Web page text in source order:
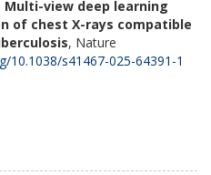
Multi-view deep learning
of chest X-rays compatible
, Nature
10.1038/s41467-025-64391-1